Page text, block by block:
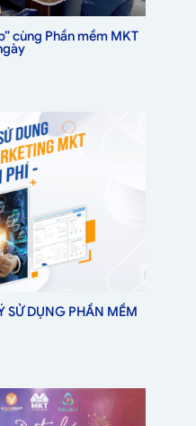
cùng Phần mềm MKT
DỤNG PHẦN MỀM